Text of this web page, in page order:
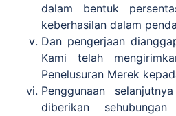
dalam bentuk
keberhasilan dalam
Dan pengerjaan
Kami telah
Penelusuran Merek
Penggunaan
diberikan